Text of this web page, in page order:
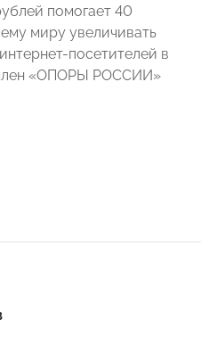
помогает 40
миру увеличивать
посетителей в
член «ОПОРЫ РОССИИ»